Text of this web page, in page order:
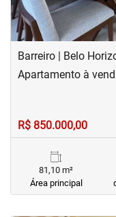
Barreiro | Belo
Apartamento à
R$ 850.000,00
81,10 m²
Área principal